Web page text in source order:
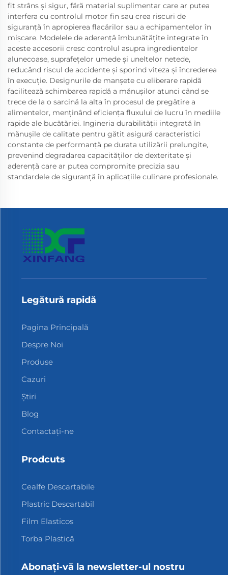
fit strâns și sigur, fără material suplimentar care ar putea
interfera cu controlul motor fin sau crea riscuri de
siguranță în apropierea flacărilor sau a echipamentelor în
mișcare. Modelele de aderență îmbunătățite integrate în
aceste accesorii cresc controlul asupra ingredientelor
alunecoase, suprafețelor umede și uneltelor netede,
reducând riscul de accidente și sporind viteza și încrederea
în execuție. Designurile de manșete cu eliberare rapidă
facilitează schimbarea rapidă a mănușilor atunci când se
trece de la o sarcină la alta în procesul de pregătire a
alimentelor, menținând eficiența fluxului de lucru în mediile
rapide ale bucătăriei. Ingineria durabilității integrată în
mănușile de calitate pentru gătit asigură caracteristici
constante de performanță pe durata utilizării prelungite,
prevenind degradarea capacităților de dexteritate și
aderență care ar putea compromite precizia sau
standardele de siguranță în aplicațiile culinare profesionale.
Legătură rapidă
Pagina Principală
Despre Noi
Produse
Cazuri
Știri
Blog
Contactați-ne
Prodcuts
Cealfe Descartabile
Plastric Descartabil
Film Elasticos
Torba Plastică
Abonați-vă la newsletter-ul nostru